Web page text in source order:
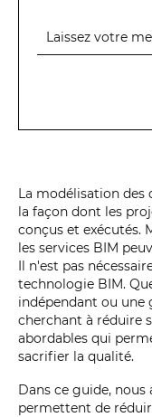
La modélisation des
la façon dont les
conçus et exécutés.
les services BIM
Il n'est pas
technologie BIM.
indépendant ou une
cherchant à réduire
abordables qui
sacrifier la qualité.
Dans ce guide,
permettent de